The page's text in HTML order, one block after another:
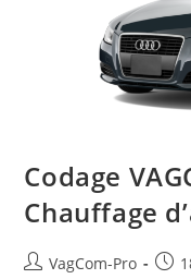
Codage
Chauffage
Auteur/autrice
VagCom-Pro
Post